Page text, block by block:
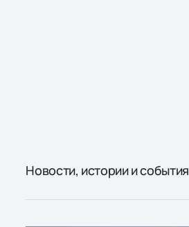
Новости, истории и события